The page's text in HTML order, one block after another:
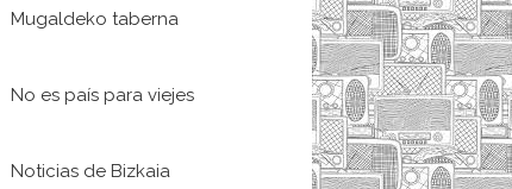
Mugaldeko taberna
No es país para viejes
Noticias de Bizkaia